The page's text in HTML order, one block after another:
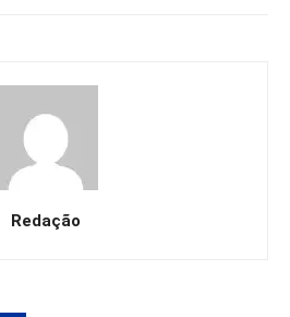
Redação